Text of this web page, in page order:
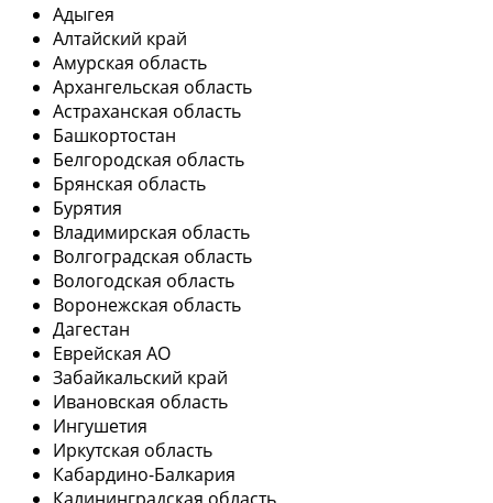
Адыгея
Алтайский край
Амурская область
Архангельская область
Астраханская область
Башкортостан
Белгородская область
Брянская область
Бурятия
Владимирская область
Волгоградская область
Вологодская область
Воронежская область
Дагестан
Еврейская АО
Забайкальский край
Ивановская область
Ингушетия
Иркутская область
Кабардино-Балкария